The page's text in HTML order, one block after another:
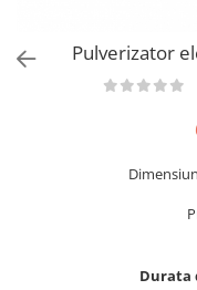
Rezervoare stationare
din tabla
Rezervoare stationare
Pulverizator
Durata